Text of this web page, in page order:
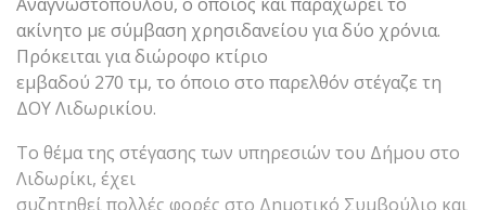
ακίνητο με σύμβαση χρησιδανείου για δύο χρόνια.
Πρόκειται για διώροφο κτίριο
εμβαδού 270 τμ, το όποιο στο παρελθόν στέγαζε τη
ΔΟΥ Λιδωρικίου.
Το θέμα της στέγασης των υπηρεσιών του Δήμου στο
Λιδωρίκι, έχει
συζητηθεί πολλές φορές στο Δημοτικό Συμβούλιο και